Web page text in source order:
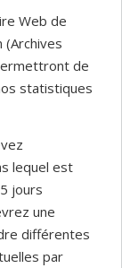
Web de
de
statistiques
lequel est
jours
une
différentes
par